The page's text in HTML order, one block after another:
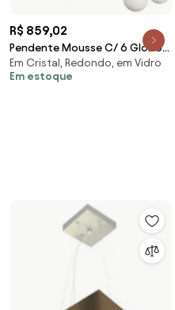
R$ 859,02
Pendente Mousse C/ 6 Globos
102Cm 6Xg9 / Cabos Cristal /
Metal E Globo... (BT - Branco
Em Cristal, Redondo, em Vidro
Em estoque